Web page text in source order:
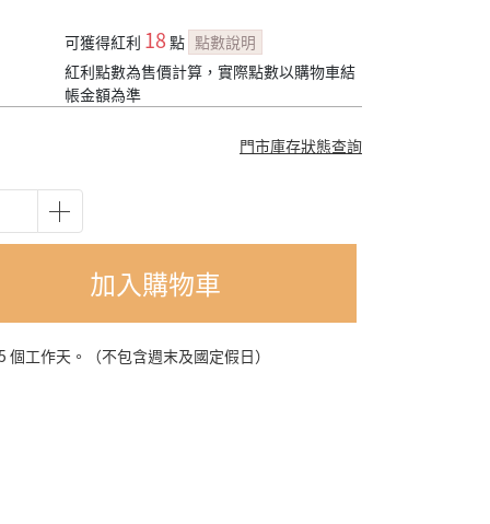
可獲得紅利 18 點 點數說明
紅利點數為售價計算，實際點數以購物車結
帳金額為準
門市庫存狀態查詢
加入購物車
工作天。（不包含週末及國定假日）